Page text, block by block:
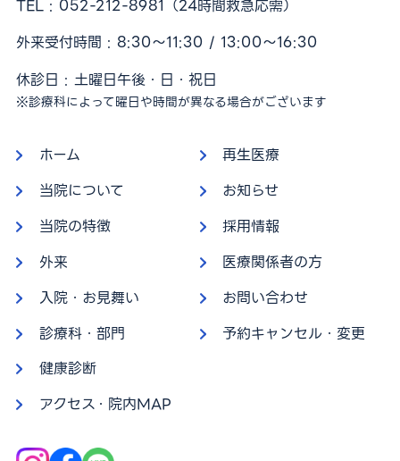
TEL : 052-212-8981 （24時間救急応需）
外来受付時間 : 8:30〜11:30 / 13:00〜16:30
休診日 : 土曜日午後・日・祝日
※診療科によって曜日や時間が異なる場合がございます
ホーム
当院について
当院の特徴
外来
入院・お見舞い
診療科・部門
健康診断
アクセス・院内MAP
再生医療
お知らせ
採用情報
医療関係者の方
お問い合わせ
予約キャンセル・変更